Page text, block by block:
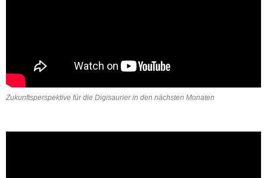
Zukunftsperspektive für die Digisaurier in den nächsten Monaten